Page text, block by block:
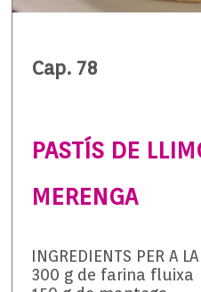
Cap. 78
PASTÍS DE
MERENGA
INGREDIENTS PER A LA
300 g de farina fluixa